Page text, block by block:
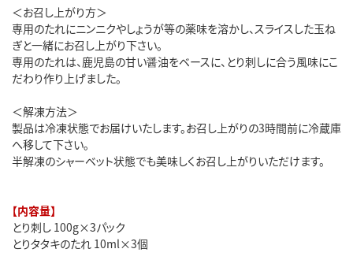
＜お召し上がり方＞
専用のたれにニンニクやしょうが等の薬味を溶かし、スライスした玉ね
ぎと一緒にお召し上がり下さい。
専用のたれは、鹿児島の甘い醤油をベースに、とり刺しに合う風味にこ
だわり作り上げました。
＜解凍方法＞
製品は冷凍状態でお届けいたします。お召し上がりの3時間前に冷蔵庫
へ移して下さい。
半解凍のシャーベット状態でも美味しくお召し上がりいただけます。
【内容量】
とり刺し 100g×3パック
とりタタキのたれ 10ml×3個